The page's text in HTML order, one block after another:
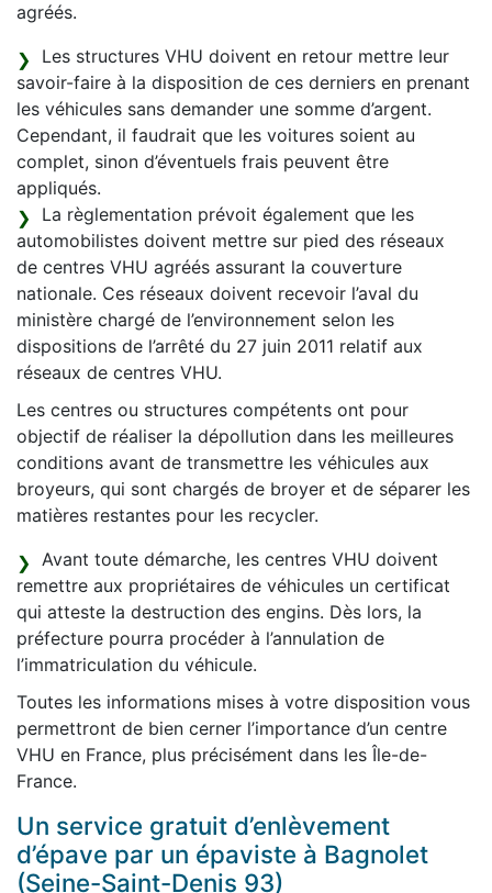
agréés.
Les structures VHU doivent en retour mettre leur
savoir-faire à la disposition de ces derniers en prenant
les véhicules sans demander une somme d’argent.
Cependant, il faudrait que les voitures soient au
complet, sinon d’éventuels frais peuvent être
appliqués.
La règlementation prévoit également que les
automobilistes doivent mettre sur pied des réseaux
de centres VHU agréés assurant la couverture
nationale. Ces réseaux doivent recevoir l’aval du
ministère chargé de l’environnement selon les
dispositions de l’arrêté du 27 juin 2011 relatif aux
réseaux de centres VHU.
Les centres ou structures compétents ont pour
objectif de réaliser la dépollution dans les meilleures
conditions avant de transmettre les véhicules aux
broyeurs, qui sont chargés de broyer et de séparer les
matières restantes pour les recycler.
Avant toute démarche, les centres VHU doivent
remettre aux propriétaires de véhicules un certificat
qui atteste la destruction des engins. Dès lors, la
préfecture pourra procéder à l’annulation de
l’immatriculation du véhicule.
Toutes les informations mises à votre disposition vous
permettront de bien cerner l’importance d’un centre
VHU en France, plus précisément dans les Île-de-
France.
Un service gratuit d’enlèvement
d’épave par un épaviste à Bagnolet
(Seine-Saint-Denis 93)